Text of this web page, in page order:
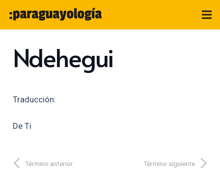
Ndehegui
Traducción:
De Ti
Término anterior Término siguiente